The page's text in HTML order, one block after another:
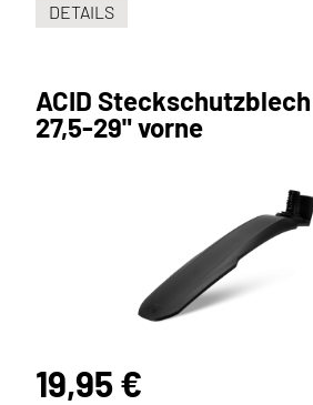
DETAILS
ACID Steckschutzblech
27,5-29" vorne
19,95 €